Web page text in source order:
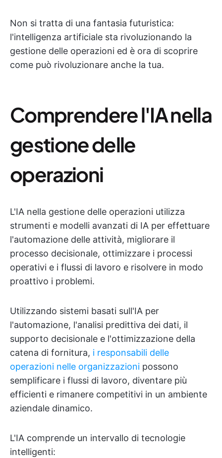
Non si tratta di una fantasia futuristica:
l'intelligenza artificiale sta rivoluzionando la
gestione delle operazioni ed è ora di scoprire
come può rivoluzionare anche la tua.
Comprendere l'IA nella
gestione delle
operazioni
L'IA nella gestione delle operazioni utilizza
strumenti e modelli avanzati di IA per effettuare
l'automazione delle attività, migliorare il
processo decisionale, ottimizzare i processi
operativi e i flussi di lavoro e risolvere in modo
proattivo i problemi.
Utilizzando sistemi basati sull'IA per
l'automazione, l'analisi predittiva dei dati, il
supporto decisionale e l'ottimizzazione della
catena di fornitura, i responsabili delle
operazioni nelle organizzazioni possono
semplificare i flussi di lavoro, diventare più
efficienti e rimanere competitivi in un ambiente
aziendale dinamico.
L'IA comprende un intervallo di tecnologie
intelligenti: